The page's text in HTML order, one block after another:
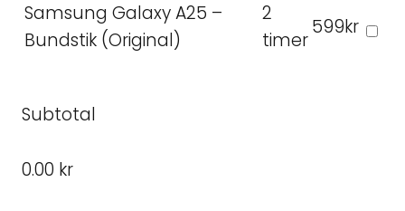
Samsung Galaxy A25 –
Bundstik (Original)
2
timer
599kr
Subtotal
0.00 kr